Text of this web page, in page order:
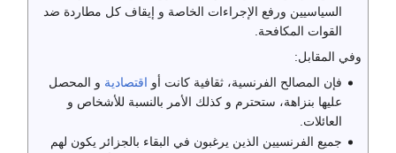
السياسيين ورفع الإجراءات الخاصة و إيقاف كل مطاردة ضد
القوات المكافحة.
وفي المقابل:
فإن المصالح الفرنسية، ثقافية كانت أو اقتصادية و المحصل
عليها بنزاهة، ستحترم و كذلك الأمر بالنسبة للأشخاص و
العائلات.
جميع الفرنسيين الذين يرغبون في البقاء بالجزائر يكون لهم